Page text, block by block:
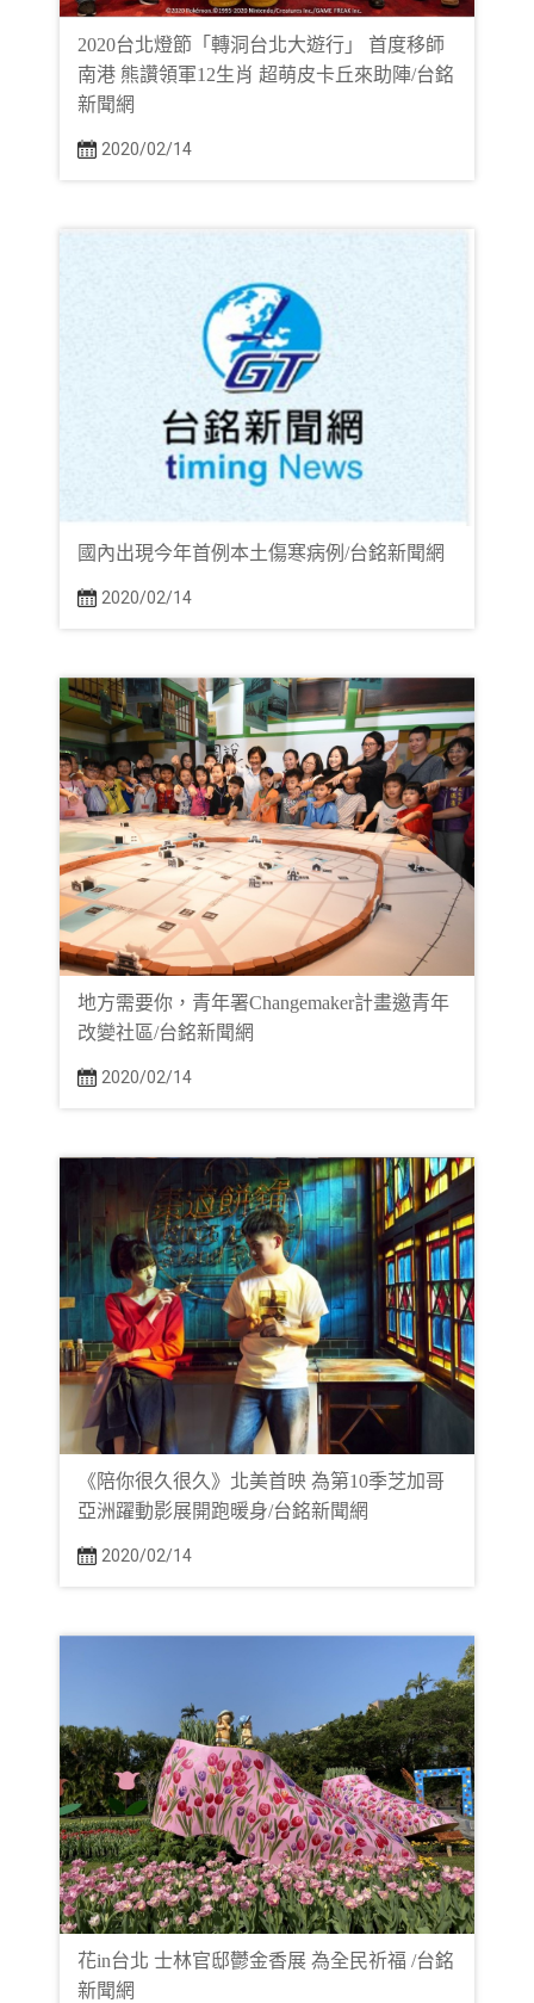
2020台北燈節「轉洞台北大遊行」 首度移師
南港 熊讚領軍12生肖 超萌皮卡丘來助陣/台銘
新聞網
2020/02/14
國內出現今年首例本土傷寒病例/台銘新聞網
2020/02/14
地方需要你，青年署Changemaker計畫邀青年
改變社區/台銘新聞網
2020/02/14
《陪你很久很久》北美首映 為第10季芝加哥
亞洲躍動影展開跑暖身/台銘新聞網
2020/02/14
花in台北 士林官邸鬱金香展 為全民祈福 /台銘
新聞網